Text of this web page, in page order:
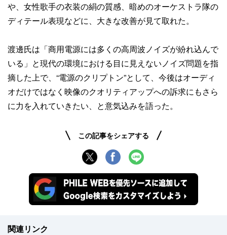
や、女性歌手の衣装の絹の質感、暗めのオーケストラ隊の
ディテール表現などに、大きな改善が見て取れた。
渡邊氏は「商用電源には多くの高周波ノイズが紛れ込んで
いる」と現代の環境における目に見えないノイズ問題を指
摘した上で、“電源のクリプトン”として、今後はオーディ
オだけではなく映像のクオリティアップへの訴求にもさら
に力を入れていきたい、と意気込みを語った。
この記事をシェアする
関連リンク